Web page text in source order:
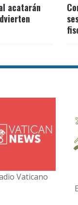
acatarán
Vaticano